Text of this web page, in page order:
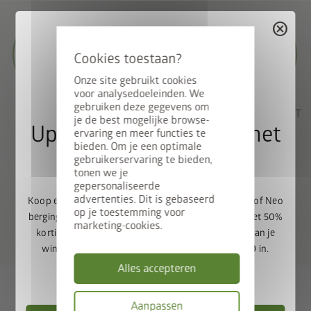
Onze site gebruikt cookies
voor analysedoeleinden. We
gebruiken deze gegevens om
je de best mogelijke browse-
ervaring en meer functies te
bieden. Om je een optimale
gebruikerservaring te bieden,
tonen we je
gepersonaliseerde
advertenties. Dit is gebaseerd
op je toestemming voor
marketing-cookies.
Alles accepteren
Aanpassen
KWALITEIT STABILITEIT FUNCTIONALITEIT
VEILIGHEID
Service op zijn best
cancel
Upgrade Deal: 50% op het
bodemframe
Koop een Europa, Panorama, HighLine, AvantGarde of Neo
berging en ontvang het bijpassende bodemframe met 50%
korting. Voeg de berging en het bodemframe toe aan je
winkelwagen en voer de promotiecode
FRAME50 in.